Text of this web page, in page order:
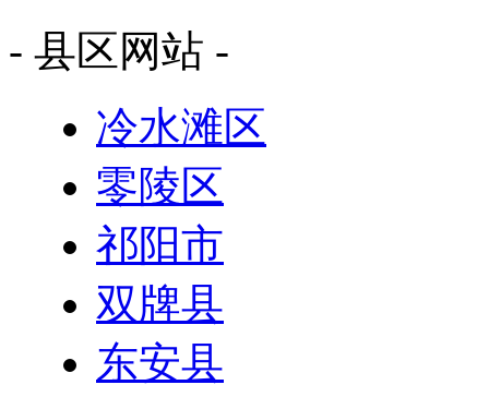
- 县区网站 -
冷水滩区
零陵区
祁阳市
双牌县
东安县